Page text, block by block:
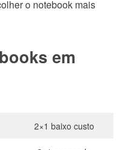
o notebook mais
em
2×1 baixo custo